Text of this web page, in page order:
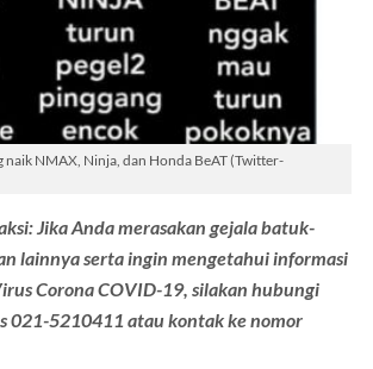
naik NMAX, Ninja, dan Honda BeAT (Twitter-
Jika Anda merasakan gejala batuk-
lainnya serta ingin mengetahui informasi
Corona COVID-19, silakan hubungi
021-5210411 atau kontak ke nomor